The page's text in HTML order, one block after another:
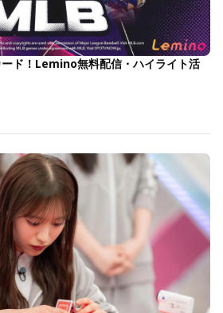
ド！Lemino無料配信・ハイライト活